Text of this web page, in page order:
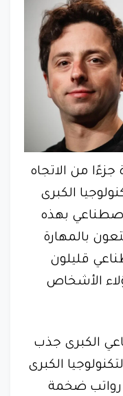
من الاتجاه
الكبرى
بهذه
بالمهارة
قليلون
الأشخاص
الكبرى جذب
الكبرى
ضخمة